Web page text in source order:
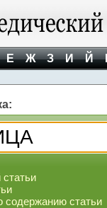
Е Ж З И Й
содержанию статьи